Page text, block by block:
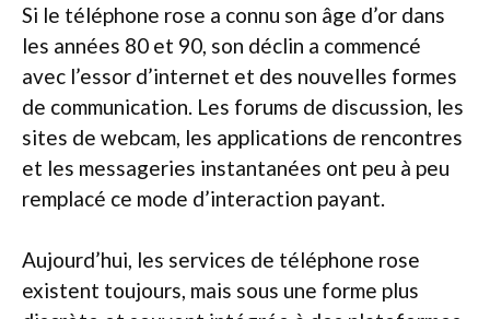
Si le téléphone rose a connu son âge d’or dans
les années 80 et 90, son déclin a commencé
avec l’essor d’internet et des nouvelles formes
de communication. Les forums de discussion, les
sites de webcam, les applications de rencontres
et les messageries instantanées ont peu à peu
remplacé ce mode d’interaction payant.
Aujourd’hui, les services de téléphone rose
existent toujours, mais sous une forme plus